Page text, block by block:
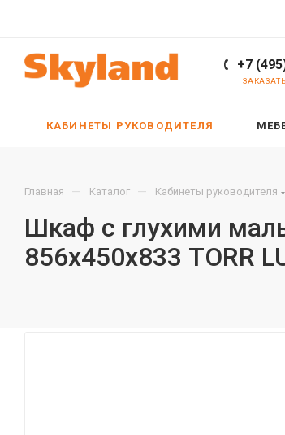
+7
КАБИНЕТЫ РУКОВОДИТЕЛЯ
Главная — Каталог — Кабинеты руководителя
Шкаф с глухими
856х450х833 TORR